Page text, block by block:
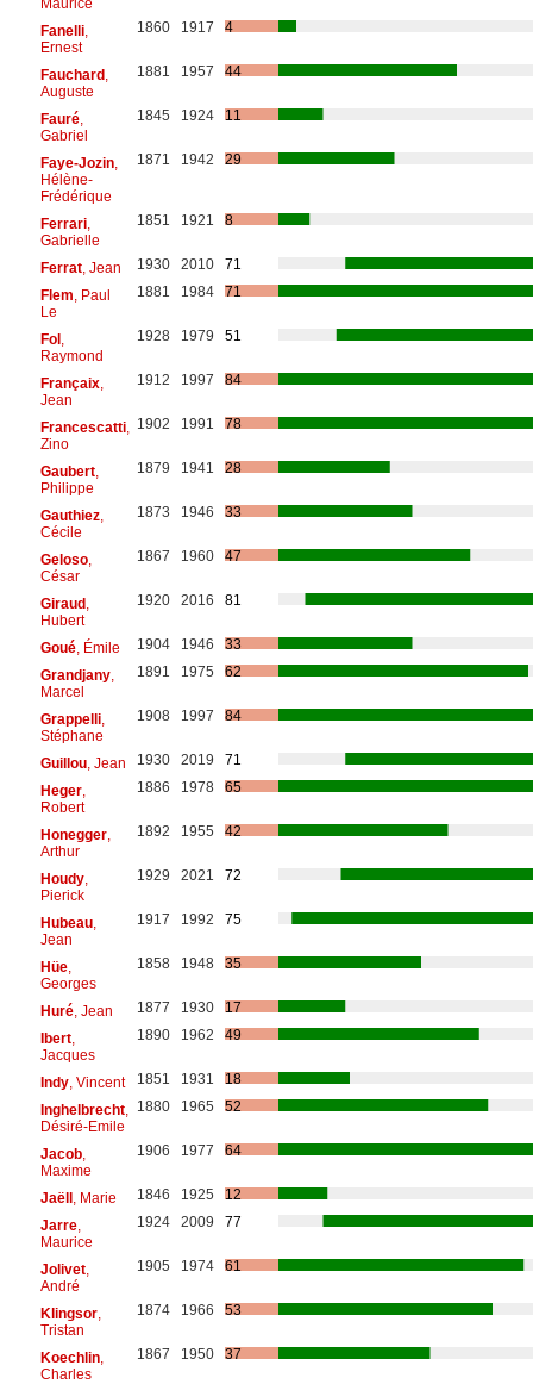
Fanelli,
Ernest
1860 1917 4
Fauchard,
Auguste
1881 1957 44
Fauré,
Gabriel
1845 1924 11
Faye-Jozin,
Hélène-
Frédérique
1871 1942 29
Ferrari,
Gabrielle
1851 1921 8
Ferrat, Jean 1930 2010
71
Flem , Paul
Le
1881 1984 71
Fol,
Raymond
1928 1979 51
Françaix,
Jean
1912 1997 84
Francescatti,
Zino
1902 1991 78
Gaubert,
Philippe
1879 1941 28
Gauthiez,
Cécile
1873 1946 33
Geloso,
César
1867 1960 47
Giraud,
Hubert
1920 2016 81
Goué, Émile 1904 1946
33
Grandjany,
Marcel
1891 1975 62
Grappelli,
Stéphane
1908 1997 84
Guillou, Jean 1930 2019
71
Heger,
Robert
1886 1978 65
Honegger,
Arthur
1892 1955 42
Houdy,
Pierick
1929 2021 72
Hubeau,
Jean
1917 1992 75
Hüe,
Georges
1858 1948 35
Huré, Jean 1877 1930
17
Ibert,
Jacques
1890 1962 49
Indy, Vincent 1851 1931
18
Inghelbrecht,
Désiré-Emile
1880 1965 52
Jacob,
Maxime
1906 1977 64
Jaëll, Marie 1846 1925
12
Jarre,
Maurice
1924 2009 77
Jolivet,
André
1905 1974 61
Klingsor,
Tristan
1874 1966 53
Koechlin,
Charles
1867 1950 37